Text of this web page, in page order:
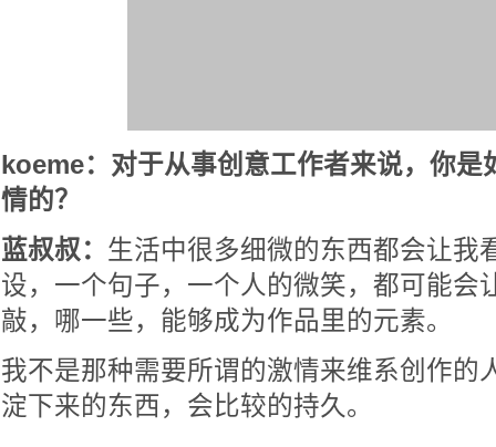
koeme：对于从事创意工作者来说，你是
情的？
蓝叔叔： 生活中很多细微的东西都会让我
设，一个句子，一个人的微笑，都可能会
敲，哪一些，能够成为作品里的元素。
我不是那种需要所谓的激情来维系创作的
淀下来的东西，会比较的持久。